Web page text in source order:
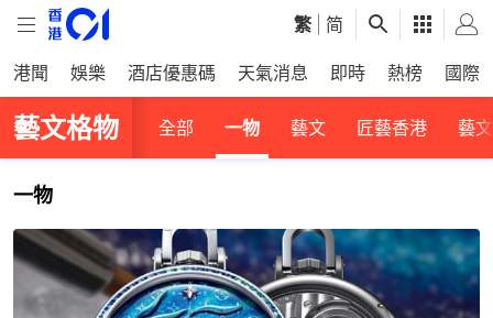
繁 简
港聞 娛樂 酒店優惠碼 天氣消息 即時 熱榜 國際
藝文格物 全部 一物 藝文 匠藝香港 藝
一物